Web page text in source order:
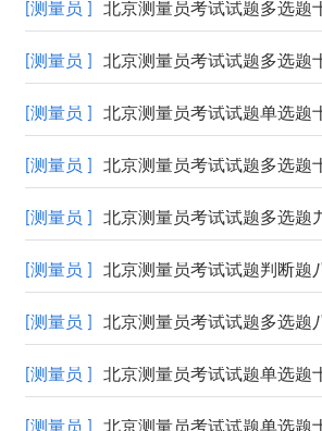
[测量员 ] 北京测量员考试试题多选题
[测量员 ] 北京测量员考试试题多选题
[测量员 ] 北京测量员考试试题单选题
[测量员 ] 北京测量员考试试题多选题
[测量员 ] 北京测量员考试试题多选题
[测量员 ] 北京测量员考试试题判断题
[测量员 ] 北京测量员考试试题多选题
[测量员 ] 北京测量员考试试题单选题